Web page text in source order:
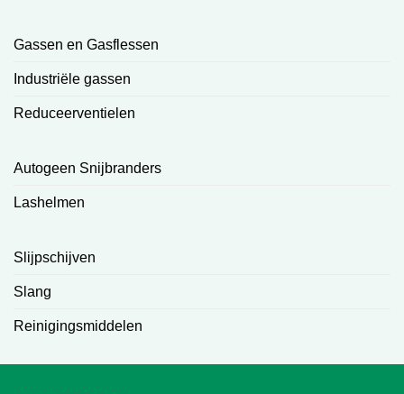
Gassen en Gasflessen
Industriële gassen
Reduceerventielen
Autogeen Snijbranders
Lashelmen
Slijpschijven
Slang
Reinigingsmiddelen